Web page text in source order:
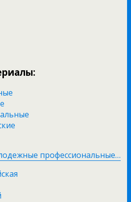
профессиональные…